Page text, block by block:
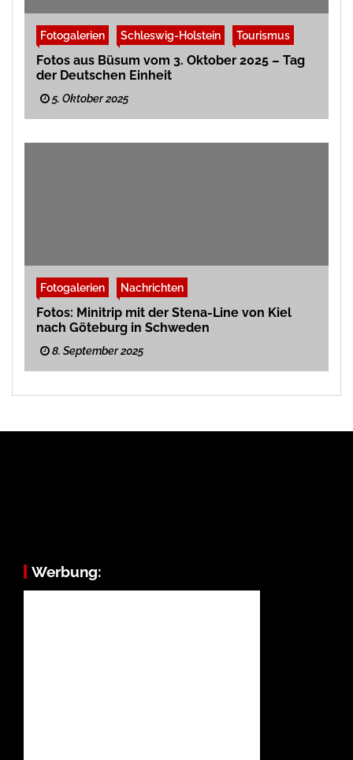
Fotogalerien Schleswig-Holstein Tourismus
Fotos aus Büsum vom 3. Oktober 2025 – Tag
der Deutschen Einheit
5. Oktober 2025
Fotogalerien Nachrichten
Fotos: Minitrip mit der Stena-Line von Kiel
nach Göteburg in Schweden
8. September 2025
Werbung: